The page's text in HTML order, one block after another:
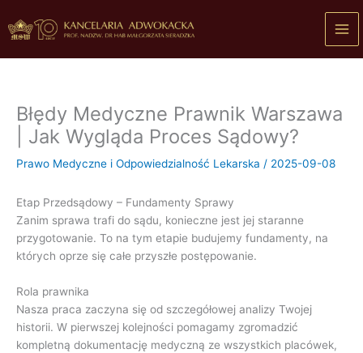
do
treści
Błędy Medyczne Prawnik Warszawa
| Jak Wygląda Proces Sądowy?
Prawo Medyczne i Odpowiedzialność Lekarska / 2025-09-08
Etap Przedsądowy – Fundamenty Sprawy
Zanim sprawa trafi do sądu, konieczne jest jej staranne
przygotowanie. To na tym etapie budujemy fundamenty, na
których oprze się całe przyszłe postępowanie.
Rola prawnika
Nasza praca zaczyna się od szczegółowej analizy Twojej
historii. W pierwszej kolejności pomagamy zgromadzić
kompletną dokumentację medyczną ze wszystkich placówek,